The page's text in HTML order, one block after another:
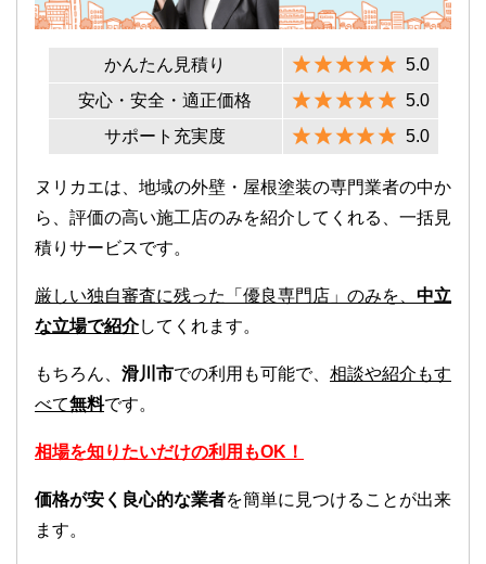
かんたん見積り
5.0
安心・安全・適正価格
5.0
サポート充実度
5.0
ヌリカエは、地域の外壁・屋根塗装の専門業者の中か
ら、評価の高い施工店のみを紹介してくれる、一括見
積りサービスです。
厳しい独自審査に残った「優良専門店」のみを、 中立
な立場で紹介してくれます。
もちろん、 滑川市での利用も可能で、 相談や紹介もす
べて無料です。
相場を知りたいだけの利用もOK！
価格が安く良心的な業者を簡単に見つけることが出来
ます。